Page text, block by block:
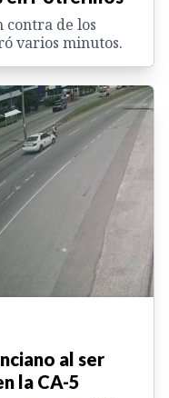
contra de los
varios minutos.
al ser
la CA-5